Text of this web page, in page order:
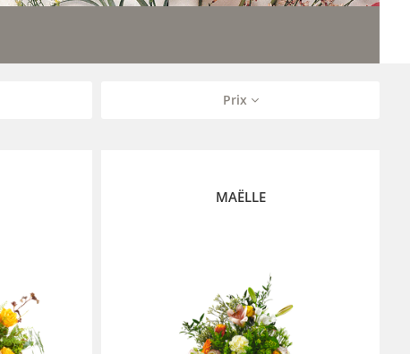
Prix
MAËLLE